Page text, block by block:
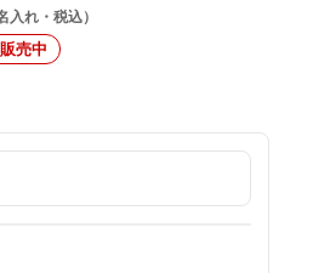
入れ・税込）
売中